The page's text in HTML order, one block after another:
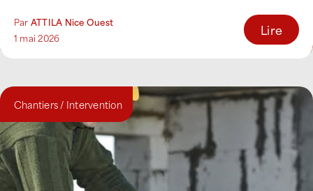
Par ATTILA Nice Ouest
1 mai 2026
Lire
Chantiers / Intervention